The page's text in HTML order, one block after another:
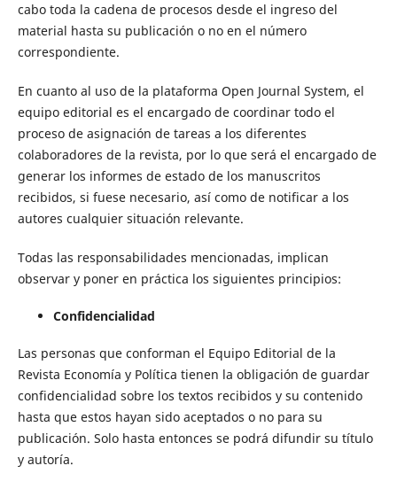
cabo toda la cadena de procesos desde el ingreso del
material hasta su publicación o no en el número
correspondiente.
En cuanto al uso de la plataforma Open Journal System, el
equipo editorial es el encargado de coordinar todo el
proceso de asignación de tareas a los diferentes
colaboradores de la revista, por lo que será el encargado de
generar los informes de estado de los manuscritos
recibidos, si fuese necesario, así como de notificar a los
autores cualquier situación relevante.
Todas las responsabilidades mencionadas, implican
observar y poner en práctica los siguientes principios:
Confidencialidad
Las personas que conforman el Equipo Editorial de la
Revista Economía y Política tienen la obligación de guardar
confidencialidad sobre los textos recibidos y su contenido
hasta que estos hayan sido aceptados o no para su
publicación. Solo hasta entonces se podrá difundir su título
y autoría.